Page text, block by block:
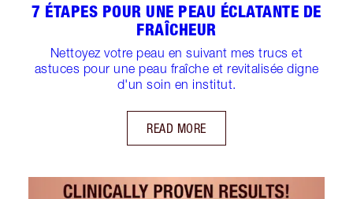
7 ÉTAPES POUR UNE PEAU ÉCLATANTE DE
FRAÎCHEUR
Nettoyez votre peau en suivant mes trucs et
astuces pour une peau fraîche et revitalisée digne
d'un soin en institut.
READ MORE